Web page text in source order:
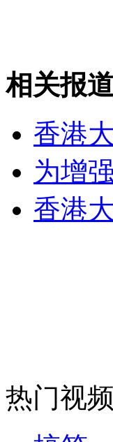
走！跟着总书
消防员救轻生者
相关报道
香港
为增
香港
热门视